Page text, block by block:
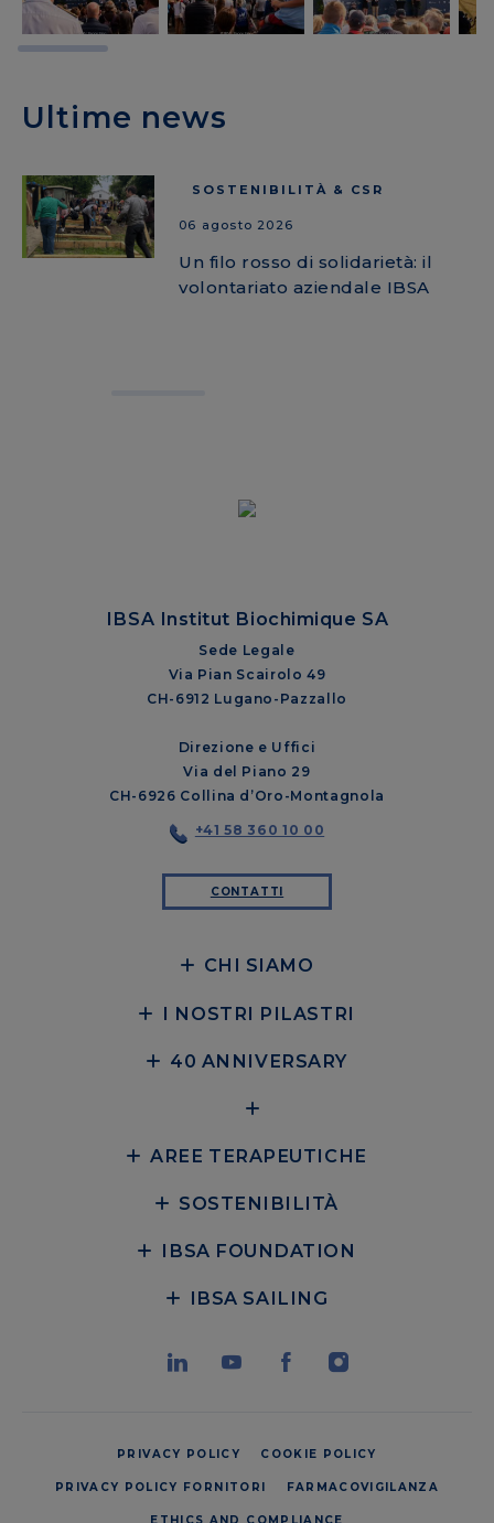
Ultime news
SOSTENIBILITÀ & CSR
06 agosto 2026
Un filo rosso di solidarietà: il
volontariato aziendale IBSA
IBSA Institut Biochimique SA
Sede Legale
Via Pian Scairolo 49
CH-6912 Lugano-Pazzallo
Direzione e Uffici
Via del Piano 29
CH-6926 Collina d’Oro-Montagnola
+41 58 360 10 00
CONTATTI
CHI SIAMO
I NOSTRI PILASTRI
40 ANNIVERSARY
AREE TERAPEUTICHE
SOSTENIBILITÀ
IBSA FOUNDATION
IBSA SAILING
PRIVACY POLICY COOKIE POLICY
PRIVACY POLICY FORNITORI FARMACOVIGILANZA
ETHICS AND COMPLIANCE